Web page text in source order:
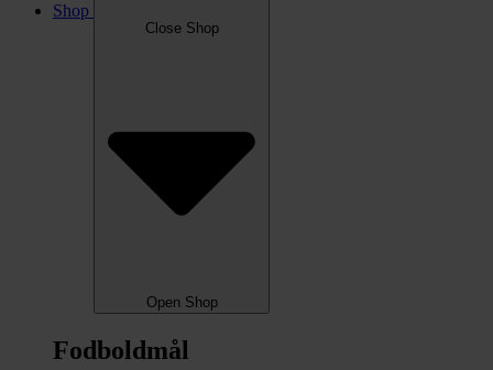
Shop
Close Shop
Open Shop
Fodboldmål